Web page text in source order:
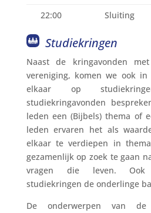
22:00
Sluiting
Studiekringen
Naast de kringavonden
vereniging, komen we ook
elkaar op
studiekringavonden
leden een (Bijbels) thema of
leden ervaren het als
elkaar te verdiepen in
gezamenlijk op zoek te gaan
vragen die leven. Ook
studiekringen de onderlinge
De onderwerpen van de